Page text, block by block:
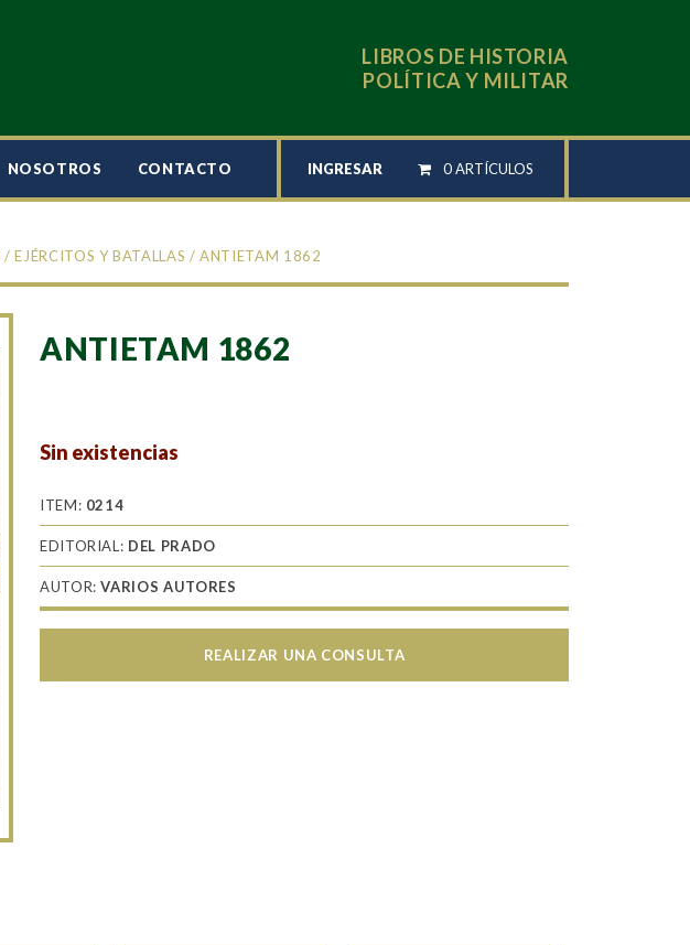
LIBROS DE HISTORIA
POLÍTICA Y MILITAR
NOSOTROS CONTACTO INGRESAR 0 ARTÍCULOS
/EJÉRCITOS Y BATALLAS / ANTIETAM 1862
ANTIETAM 1862
Sin existencias
ITEM: 0214
EDITORIAL: DEL PRADO
AUTOR:VARIOS AUTORES
REALIZAR UNA CONSULTA